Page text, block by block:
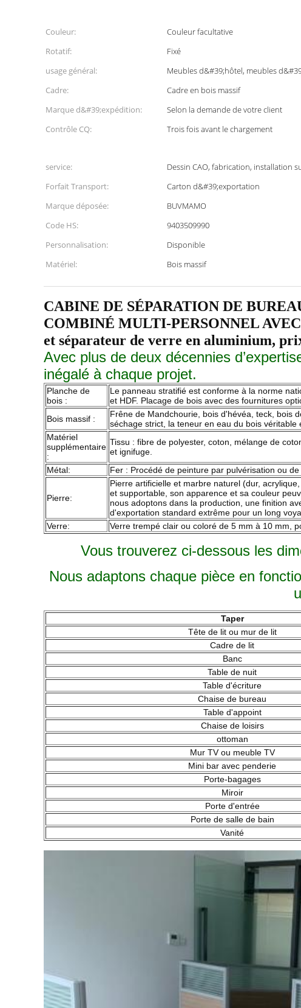
Couleur: Couleur facultative
Rotatif:
Fixé
usage général:
Meubles d&#39;hôtel, meubles
Cadre:
Cadre en bois massif
Marque d&#39;expédition:
Selon la demande de votre client
Contrôle CQ:
Trois fois avant le chargement
service:
Dessin CAO, fabrication, installation
Forfait Transport:
Carton d&#39;exportation
Marque déposée:
BUVMAMO
Code HS:
9403509990
Personnalisation:
Disponible
Matériel:
Bois massif
CABINE DE SÉPARATION DE
COMBINÉ MULTI-PERSONNEL
et séparateur de verre en aluminium,
Avec plus de deux décennies
inégalé à chaque projet.
Planche de
bois :
Le panneau stratifié est conforme à la norme
et HDF. Placage de bois avec des fournitures
Bois massif :
Frêne de Mandchourie, bois d'hévéa, teck, bois
séchage strict, la teneur en eau du bois véritable
Matériel
supplémentaire
:
Tissu : fibre de polyester, coton, mélange de
et ignifuge.
Métal:
Fer : Procédé de peinture par pulvérisation ou
Pierre:
Pierre artificielle et marbre naturel (dur,
et supportable, son apparence et sa couleur
nous adoptons dans la production, une finition
d'exportation standard extrême pour un long
Verre:
Verre trempé clair ou coloré de 5 mm à 10 mm,
Vous trouverez ci-dessous les
Nous adaptons chaque pièce en
Taper
Tête de lit ou mur de lit
Cadre de lit
Banc
Table de nuit
Table d'écriture
Chaise de bureau
Table d'appoint
Chaise de loisirs
ottoman
Mur TV ou meuble TV
Mini bar avec penderie
Porte-bagages
Miroir
Porte d'entrée
Porte de salle de bain
Vanité